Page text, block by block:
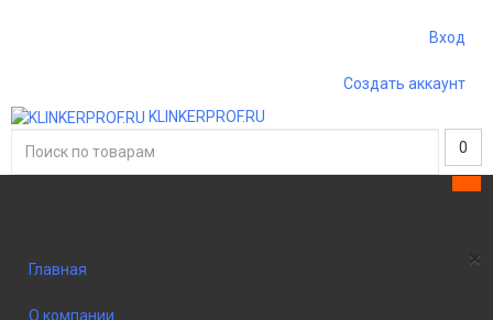
Вход
Создать аккаунт
KLINKERPROF.RU
0
×
Главная
О компании